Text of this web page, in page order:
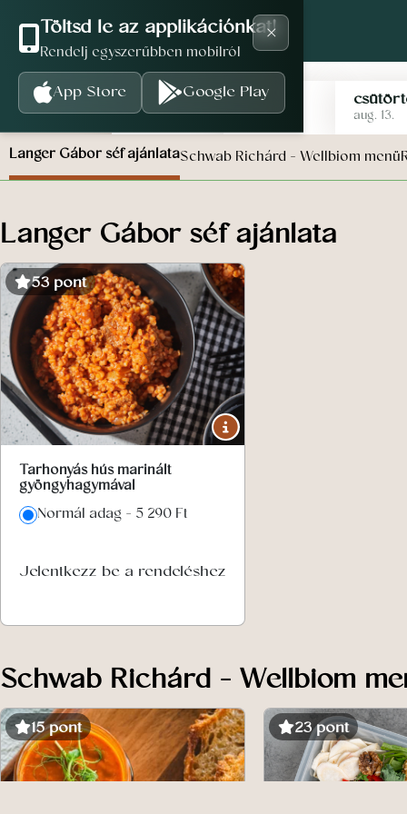
×
Töltsd le az applikációnkat!
Rendelj egyszerűbben mobilról
App Store Google Play
hétfő
aug. 10.
kedd
aug. 11.
szerda
aug. 12. aug. 13.
Langer Gábor séf ajánlataSchwab Richárd - Wellbiom menü
Langer Gábor séf ajánlata
53 pont
Tarhonyás hús marinált
gyöngyhagymával
Normál adag - 5 290 Ft
Jelentkezz be a rendeléshez
Schwab Richárd - Wellbiom
15 pont 23 pont